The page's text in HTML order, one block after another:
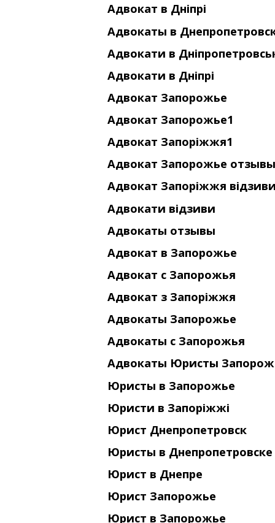
Адвокат в Дніпрі
Адвокаты в
Адвокати в
Адвокати в Дніпрі
Адвокат Запорожье
Адвокат Запорожье1
Адвокат Запоріжжя1
Адвокат Запорожье отзывы
Адвокат Запоріжжя
Адвокати відзиви
Адвокаты отзывы
Адвокат в Запорожье
Адвокат с Запорожья
Адвокат з Запоріжжя
Адвокаты Запорожье
Адвокаты с Запорожья
Адвокаты Юристы
Юристы в Запорожье
Юристи в Запоріжжі
Юрист Днепропетровск
Юристы в Днепропетровске
Юрист в Днепре
Юрист Запорожье
Юрист в Запорожье